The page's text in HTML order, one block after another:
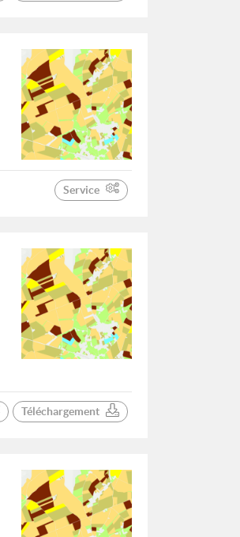
Service
Téléchargement